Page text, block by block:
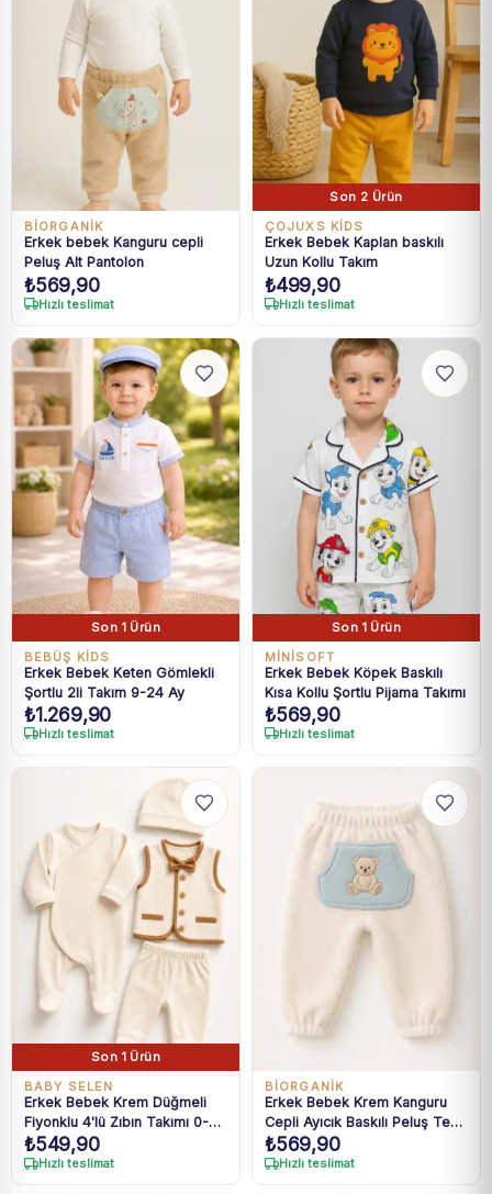
BIORGANIK
Erkek bebek Kanguru cepli
Peluş Alt Pantolon
₺569,90
Hızlı teslimat
Son 2 Ürün
ÇOJUXS KİDS
Erkek Bebek Kaplan baskılı
Uzun Kollu Takım
₺499,90
Hızlı teslimat
Son 1 Ürün
BEBÜŞ KIDS
Erkek Bebek Keten Gömlekli
Şortlu 2li Takım 9-24 Ay
₺1.269,90
Hızlı teslimat
Son 1 Ürün
MINISOFT
Erkek Bebek Köpek Baskılı
Kısa Kollu Şortlu Pijama Takımı
₺569,90
Hızlı teslimat
Son 1 Ürün
BABY SELEN
Erkek Bebek Krem Düğmeli
Fiyonklu 4'lü Zıbın Takımı 0-3
Ay
₺549,90
Hızlı teslimat
BIORGANIK
Erkek Bebek Krem Kanguru
Cepli Ayıcık Baskılı Peluş Tek
Alt Pantolon 3-24 Ay
₺569,90
Hızlı teslimat